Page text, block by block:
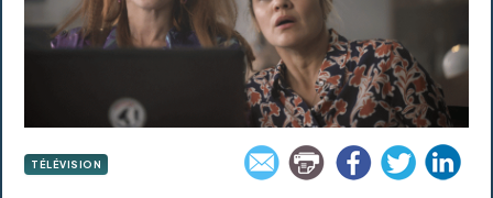
TÉLÉVISION